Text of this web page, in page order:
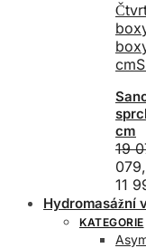
cm
cm
19
11
Hydromasážní
KATEGORIE